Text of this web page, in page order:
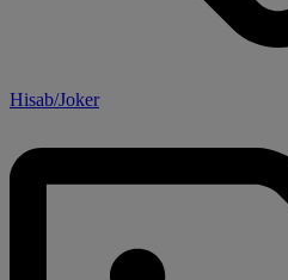
Hisab/Joker